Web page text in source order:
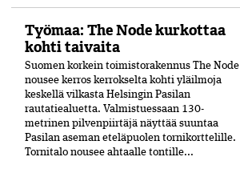
Työmaa: The Node kurkottaa
kohti taivaita
Suomen korkein toimistorakennus The Node
nousee kerros kerrokselta kohti yläilmoja
keskellä vilkasta Helsingin Pasilan
rautatiealuetta. Valmistuessaan 130-
metrinen pilvenpiirtäjä näyttää suuntaa
Pasilan aseman eteläpuolen tornikorttelille.
Tornitalo nousee ahtaalle tontille...